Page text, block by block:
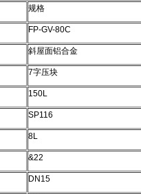
规格
FP-GV-80C
斜屋面铝合金
7字压块
150L
SP116
8L
&22
DN15